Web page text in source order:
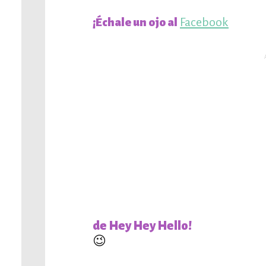
¡Échale un ojo al Facebook
de Hey Hey Hello!
😉